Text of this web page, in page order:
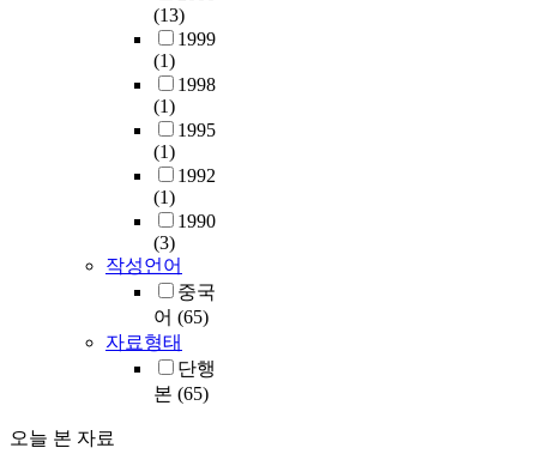
(13)
1999
(1)
1998
(1)
1995
(1)
1992
(1)
1990
(3)
작성언어
중국
어 (65)
자료형태
단행
본 (65)
오늘 본 자료